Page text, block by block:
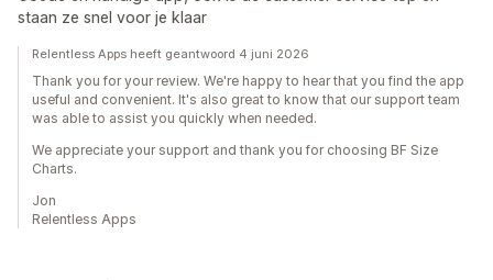
staan ze snel voor je klaar
Relentless Apps heeft geantwoord 4 juni 2026
Thank you for your review. We're happy to hear that you find the app
useful and convenient. It's also great to know that our support team
was able to assist you quickly when needed.
We appreciate your support and thank you for choosing BF Size
Charts.
Jon
Relentless Apps